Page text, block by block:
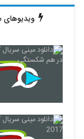
ویدیوهای